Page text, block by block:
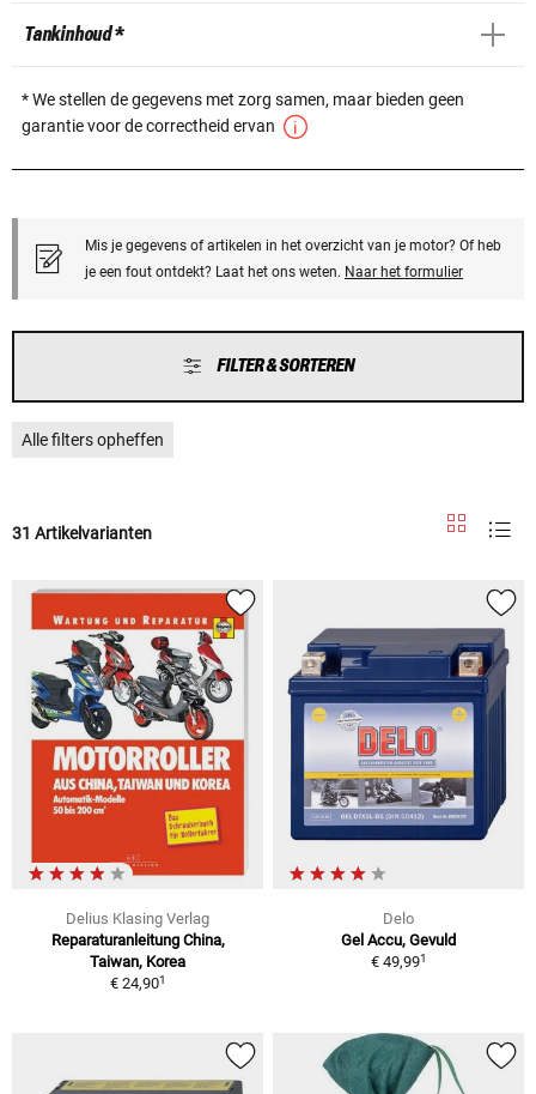
Tankinhoud *
* We stellen de gegevens met zorg samen, maar bieden geen
garantie voor de correctheid ervan
Mis je gegevens of artikelen in het overzicht van je motor? Of heb
je een fout ontdekt? Laat het ons weten. Naar het formulier
FILTER & SORTEREN
Alle filters opheffen
31 Artikelvarianten
Delius Klasing Verlag
Reparaturanleitung China,
Taiwan, Korea
€ 24,901
Delo
Gel Accu, Gevuld
€ 49,991